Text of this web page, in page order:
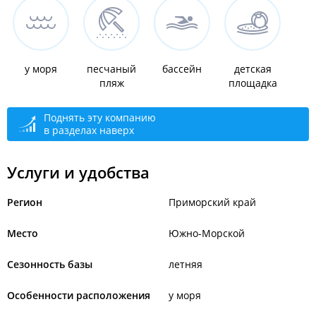
у моря
песчаный
пляж
бассейн
детская
площадка
Поднять эту компанию
в разделах наверх
Услуги и удобства
Регион Приморский край
Место Южно-Морской
Сезонность базы летняя
Особенности расположения у моря